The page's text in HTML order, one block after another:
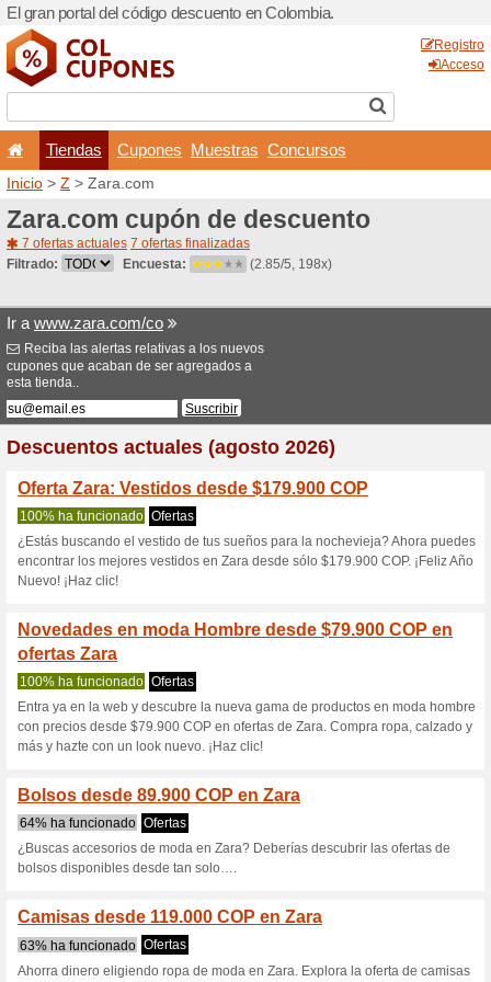
El gran portal del código
Tiendas
Inicio>Z> Zara.com
Zara.com
Filtrado:
Ir awww.zara.com/co
Reciba las alertas relativas
cupones que acaban de ser
esta tienda..